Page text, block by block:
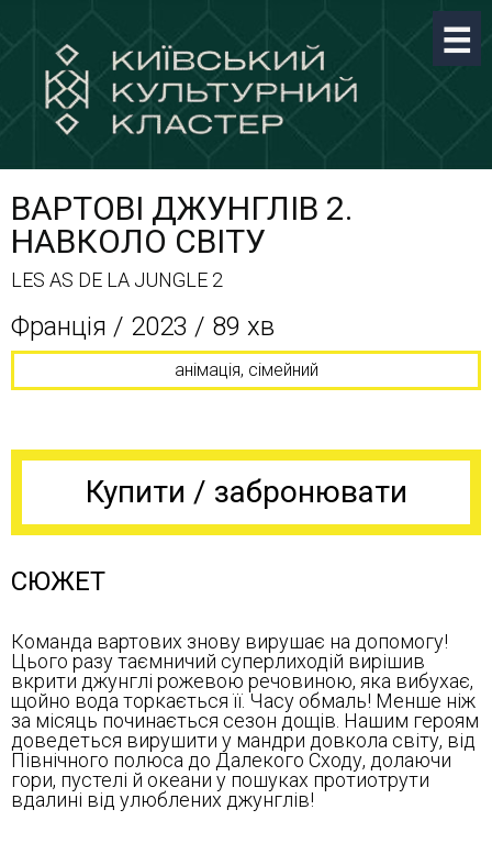
ВАРТОВІ ДЖУНГЛІВ 2.
НАВКОЛО СВІТУ
LES AS DE LA JUNGLE 2
Франція / 2023 / 89 хв
анімація, сімейний
Купити / забронювати
СЮЖЕТ
Команда вартових знову вирушає на допомогу!
Цього разу таємничий суперлиходій вирішив
вкрити джунглі рожевою речовиною, яка вибухає,
щойно вода торкається її. Часу обмаль! Менше ніж
за місяць починається сезон дощів. Нашим героям
доведеться вирушити у мандри довкола світу, від
Північного полюса до Далекого Сходу, долаючи
гори, пустелі й океани у пошуках протиотрути
вдалині від улюблених джунглів!